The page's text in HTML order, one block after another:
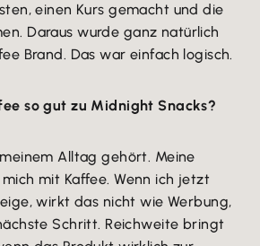
einen Kurs gemacht und die
Daraus wurde ganz natürlich
Brand. Das war einfach logisch.
so gut zu Midnight Snacks?
meinem Alltag gehört. Meine
mit Kaffee. Wenn ich jetzt
wirkt das nicht wie Werbung,
Schritt. Reichweite bringt